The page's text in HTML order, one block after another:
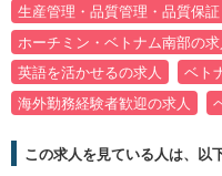
生産管理・品質管理・品質保
ホーチミン・ベトナム南部の求
英語を活かせるの求人
ベト
海外勤務経験者歓迎の求人
この求人を見ている人は、以